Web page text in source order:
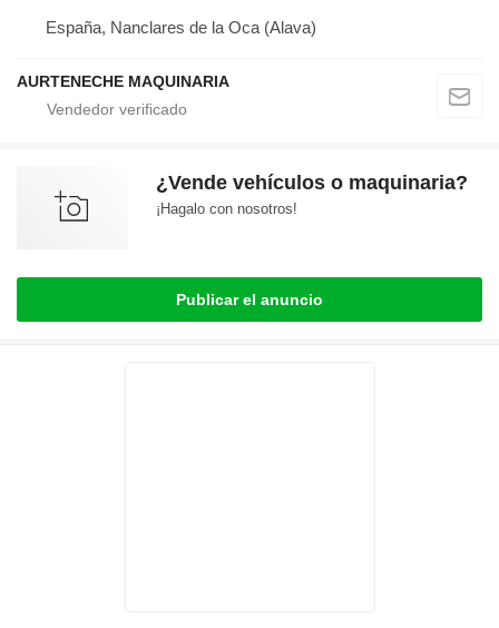
España, Nanclares de la Oca (Alava)
AURTENECHE MAQUINARIA
¿Vende vehículos o maquinaria?
¡Hagalo con nosotros!
Publicar el anuncio